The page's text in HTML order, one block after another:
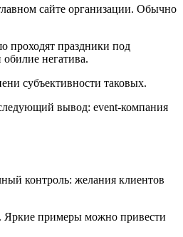
сайте организации. Обычно
проходят праздники под
негатива.
субъективности таковых.
вывод: event-компания
контроль: желания клиентов
Яркие примеры можно привести